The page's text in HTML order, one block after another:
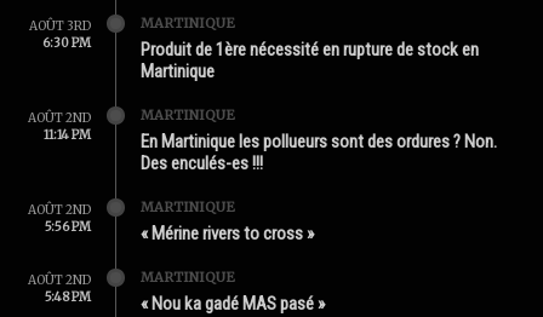
AOÛT 3RD
6:30 PM
MARTINIQUE
Produit de 1ère nécessité en rupture de stock en
Martinique
AOÛT 2ND
11:14 PM
MARTINIQUE
En Martinique les pollueurs sont des ordures ? Non.
Des enculés-es !!!
AOÛT 2ND
5:56 PM
MARTINIQUE
« Mérine rivers to cross »
AOÛT 2ND
5:48 PM
MARTINIQUE
« Nou ka gadé MAS pasé »